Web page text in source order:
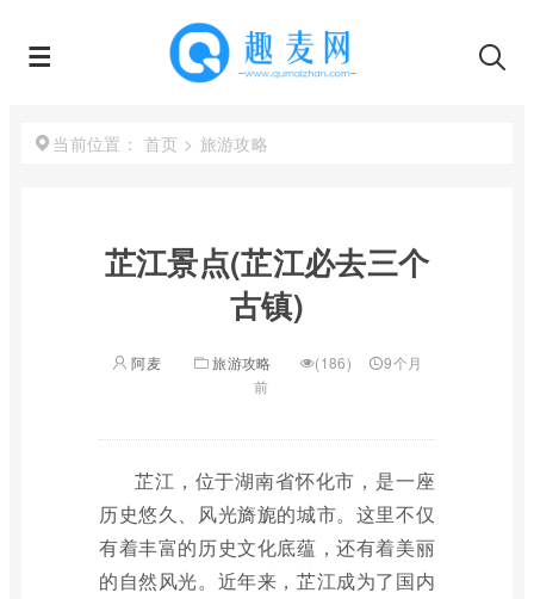
当前位置： 首页 > 旅游攻略
芷江景点(芷江必去三个
古镇)
阿麦 旅游攻略 (186)
9个月
前
芷江，位于湖南省怀化市，是一座
历史悠久、风光旖旎的城市。这里不仅
有着丰富的历史文化底蕴，还有着美丽
的自然风光。近年来，芷江成为了国内